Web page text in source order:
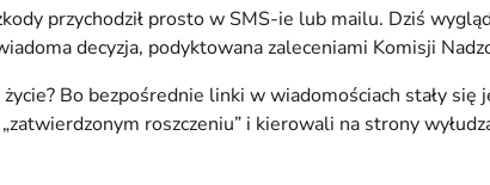
przychodził prosto w SMS-ie lub mailu. Dziś
decyzja, podyktowana zaleceniami Komisji
Bo bezpośrednie linki w wiadomościach stały
roszczeniu” i kierowali na strony